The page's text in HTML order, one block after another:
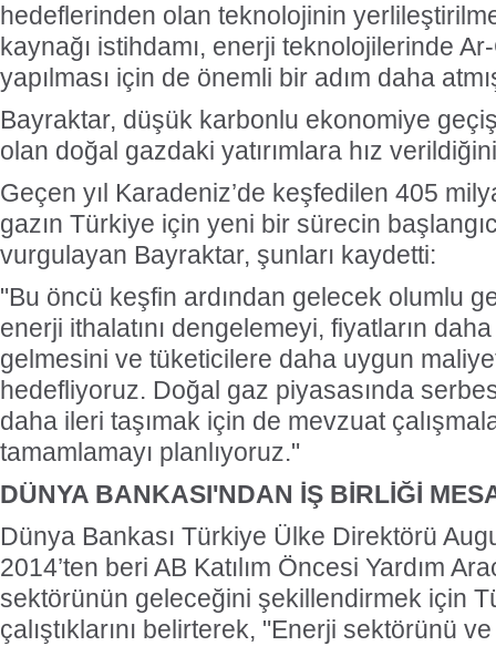
hedeflerinden olan teknolojinin
kaynağı istihdamı, enerji teknolojilerinde
yapılması için de önemli bir adım daha
Bayraktar, düşük karbonlu ekonomiye
olan doğal gazdaki yatırımlara hız
Geçen yıl Karadeniz’de keşfedilen 405
gazın Türkiye için yeni bir sürecin
vurgulayan Bayraktar, şunları kaydetti:
"Bu öncü keşfin ardından gelecek olumlu
enerji ithalatını dengelemeyi, fiyatların
gelmesini ve tüketicilere daha uygun
hedefliyoruz. Doğal gaz piyasasında
daha ileri taşımak için de mevzuat
tamamlamayı planlıyoruz."
DÜNYA BANKASI'NDAN İŞ BİRLİĞİ
Dünya Bankası Türkiye Ülke Direktörü
2014’ten beri AB Katılım Öncesi Yardım
sektörünün geleceğini şekillendirmek için
çalıştıklarını belirterek, "Enerji sektörünü